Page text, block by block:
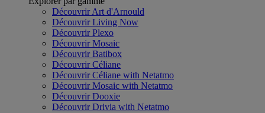
Découvrir Art d'Arnould
Découvrir Living Now
Découvrir Plexo
Découvrir Mosaic
Découvrir Batibox
Découvrir Céliane
Découvrir Céliane with Netatmo
Découvrir Mosaic with Netatmo
Découvrir Dooxie
Découvrir Drivia with Netatmo